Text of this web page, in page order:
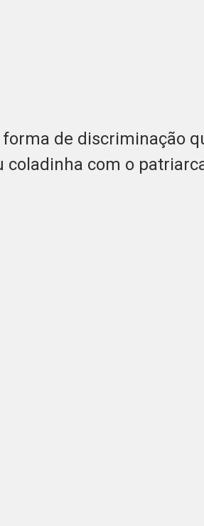
de discriminação
coladinha com o